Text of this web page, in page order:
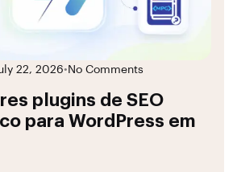
22, 2026• No Comments
plugins de SEO
para WordPress em